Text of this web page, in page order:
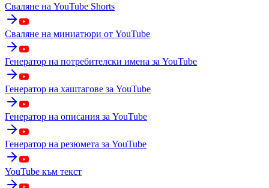
Сваляне на YouTube Shorts
Сваляне на миниатюри от YouTube
Генератор на потребителски имена за YouTube
Генератор на хаштагове за YouTube
Генератор на описания за YouTube
Генератор на резюмета за YouTube
YouTube към текст